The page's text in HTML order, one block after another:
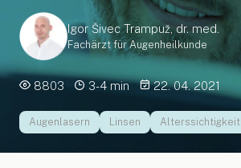
Igor Šivec Trampuž, dr. med.
Fachärzt für Augenheilkunde
8803 3-4 min 22. 04. 2021
Augenlasern Linsen Alterssichtigkeit